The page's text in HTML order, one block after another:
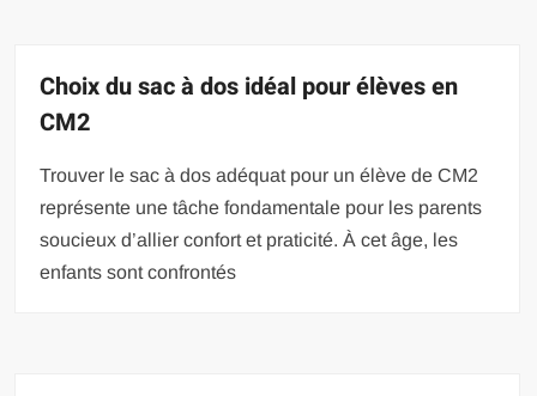
Choix du sac à dos idéal pour élèves en
CM2
Trouver le sac à dos adéquat pour un élève de CM2
représente une tâche fondamentale pour les parents
soucieux d’allier confort et praticité. À cet âge, les
enfants sont confrontés